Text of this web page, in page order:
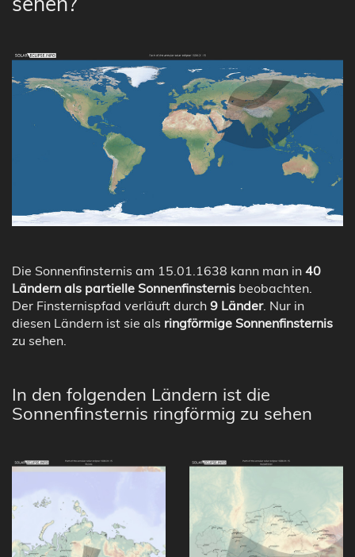
Die Sonnenfinsternis am 15.01.1638 kann man in 40
Ländern als partielle Sonnenfinsternis beobachten.
Der Finsternispfad verläuft durch 9 Länder. Nur in
diesen Ländern ist sie als ringförmige Sonnenfinsternis
zu sehen.
In den folgenden Ländern ist die
Sonnenfinsternis ringförmig zu sehen